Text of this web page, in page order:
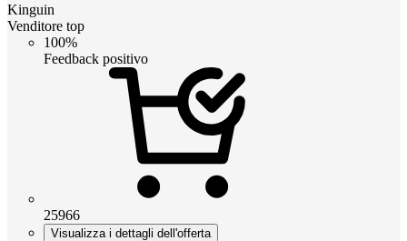
Kinguin
Venditore top
100%
Feedback positivo
25966
Visualizza i dettagli dell'offerta